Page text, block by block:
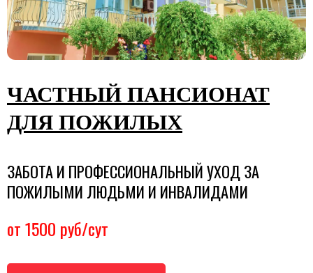
ЧАСТНЫЙ ПАНСИОНАТ
ДЛЯ ПОЖИЛЫХ
ЗАБОТА И ПРОФЕССИОНАЛЬНЫЙ УХОД ЗА
ПОЖИЛЫМИ ЛЮДЬМИ И ИНВАЛИДАМИ
от 1500 руб/сут